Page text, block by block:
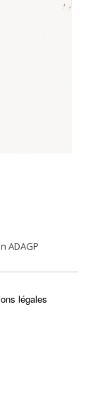
ADAGP
légales